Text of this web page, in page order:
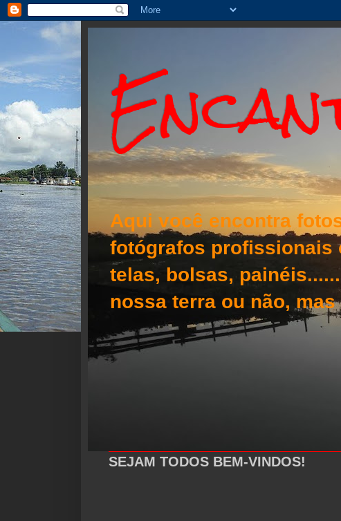
Aqui você encontra
fotógrafos profissionais
telas, bolsas,
nossa terra ou não,
SEJAM TODOS BEM-VINDOS!